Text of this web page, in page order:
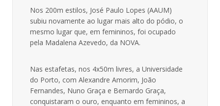
Nos 200m estilos, José Paulo Lopes (AAUM)
subiu novamente ao lugar mais alto do pódio, o
mesmo lugar que, em femininos, foi ocupado
pela Madalena Azevedo, da NOVA.
Nas estafetas, nos 4x50m livres, a Universidade
do Porto, com Alexandre Amorim, João
Fernandes, Nuno Graça e Bernardo Graça,
conquistaram o ouro, enquanto em femininos, a